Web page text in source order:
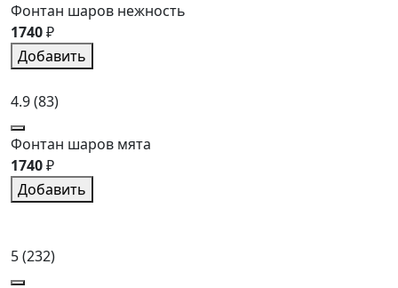
Фонтан шаров нежность
1740₽
Добавить
4.9(83)
Фонтан шаров мята
1740₽
Добавить
5(232)